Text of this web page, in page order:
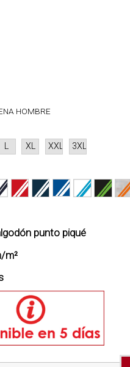
HOMBRE
L XL XXL 3XL
punto piqué
m²